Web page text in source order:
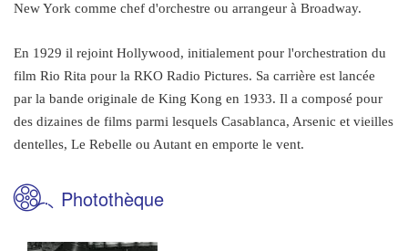
New York comme chef d'orchestre ou arrangeur à Broadway.
En 1929 il rejoint Hollywood, initialement pour l'orchestration du
film Rio Rita pour la RKO Radio Pictures. Sa carrière est lancée
par la bande originale de King Kong en 1933. Il a composé pour
des dizaines de films parmi lesquels Casablanca, Arsenic et vieilles
dentelles, Le Rebelle ou Autant en emporte le vent.
Photothèque